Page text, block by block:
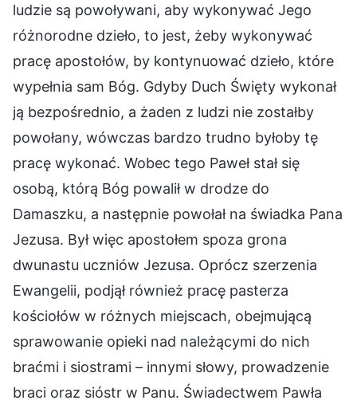
ludzie są powoływani, aby wykonywać Jego
różnorodne dzieło, to jest, żeby wykonywać
pracę apostołów, by kontynuować dzieło, które
wypełnia sam Bóg. Gdyby Duch Święty wykonał
ją bezpośrednio, a żaden z ludzi nie zostałby
powołany, wówczas bardzo trudno byłoby tę
pracę wykonać. Wobec tego Paweł stał się
osobą, którą Bóg powalił w drodze do
Damaszku, a następnie powołał na świadka Pana
Jezusa. Był więc apostołem spoza grona
dwunastu uczniów Jezusa. Oprócz szerzenia
Ewangelii, podjął również pracę pasterza
kościołów w różnych miejscach, obejmującą
sprawowanie opieki nad należącymi do nich
braćmi i siostrami – innymi słowy, prowadzenie
braci oraz sióstr w Panu. Świadectwem Pawła